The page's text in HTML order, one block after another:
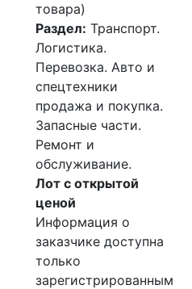
товара)
Раздел: Транспорт.
Логистика.
Перевозка. Авто и
спецтехники
продажа и покупка.
Запасные части.
Ремонт и
обслуживание.
Лот с открытой
ценой
Информация о
заказчике доступна
только
зарегистрированным